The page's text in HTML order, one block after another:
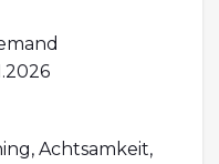
Achtsamkeit,